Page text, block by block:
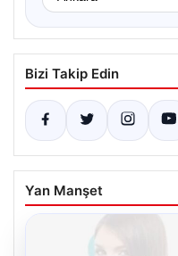
Bizi Takip Edin
Yan Manşet